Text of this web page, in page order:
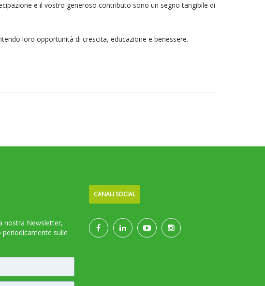
e il vostro generoso contributo sono un segno tangibile di
loro opportunità di crescita, educazione e benessere.
nostra Newsletter,
sulle
CANALI SOCIAL